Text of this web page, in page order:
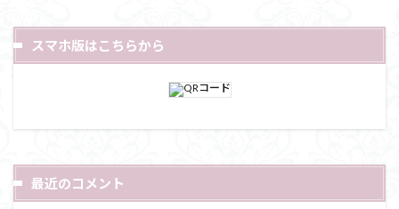
スマホ版はこちらから
最近のコメント